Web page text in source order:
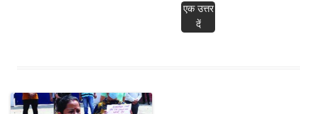
एक उत्तर
दें